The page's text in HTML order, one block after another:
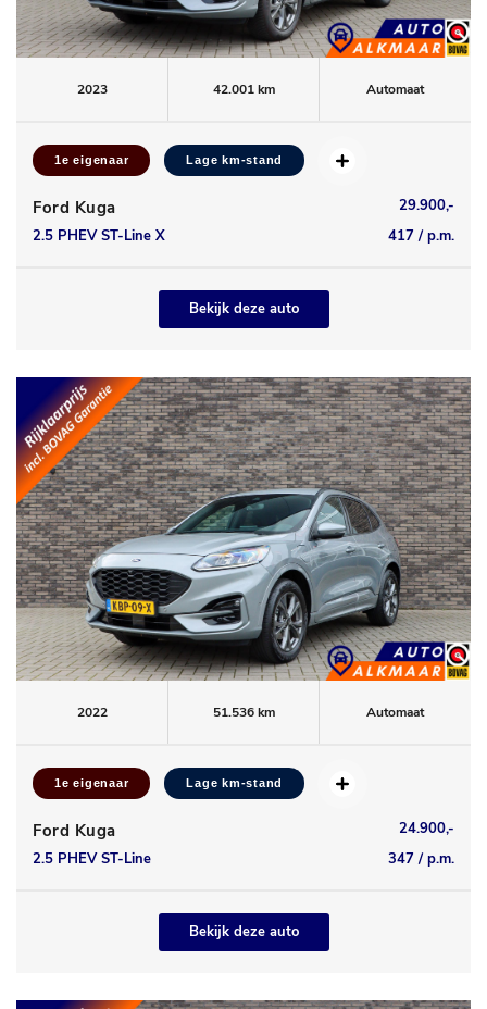
2023 42.001 km Automaat
1e eigenaar Lage km-stand
Ford Kuga
29.900,-
2.5 PHEV ST-Line X
417 / p.m.
Bekijk deze auto
2022 51.536 km Automaat
1e eigenaar Lage km-stand
Ford Kuga
24.900,-
2.5 PHEV ST-Line
347 / p.m.
Bekijk deze auto